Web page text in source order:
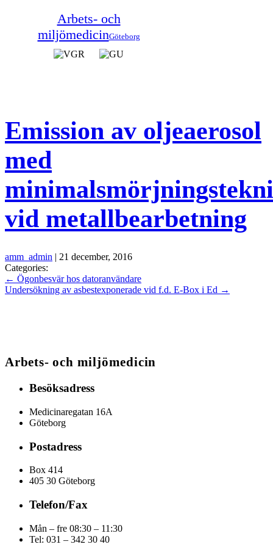
Arbets- och
miljömedicinGöteborg
Emission av oljeaerosol
med
vid metallbearbetning
amm_admin | 21 december, 2016
Categories:
← Ögonbesvär hos datoranvändare
Undersökning av asbestexponerade vid f.d. E-Box i Ed →
Arbets- och miljömedicin
Besöksadress
Medicinaregatan 16A
Göteborg
Postadress
Box 414
405 30 Göteborg
Telefon/Fax
Mån – fre 08:30 – 11:30
Tel: 031 – 342 30 40